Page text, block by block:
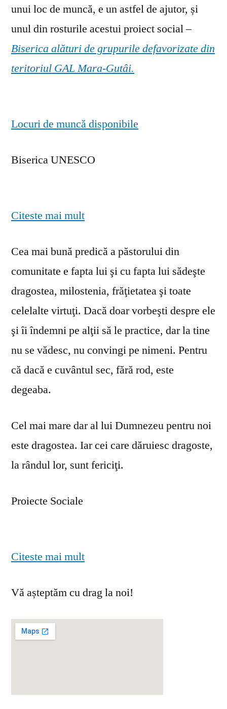
unui loc de muncă, e un astfel de ajutor, și
unul din rosturile acestui proiect social –
Biserica alături de grupurile defavorizate din
teritoriul GAL Mara-Gutâi.
Locuri de muncă disponibile
Biserica UNESCO
Citeste mai mult
Cea mai bună predică a păstorului din
comunitate e fapta lui şi cu fapta lui sădeşte
dragostea, milostenia, frăţietatea şi toate
celelalte virtuţi. Dacă doar vorbeşti despre ele
şi îi îndemni pe alţii să le practice, dar la tine
nu se vă­desc, nu convingi pe nimeni. Pentru
că dacă e cuvântul sec, fără rod, este
degeaba.
Cel mai mare dar al lui Dumnezeu pentru noi
este dragostea. Iar cei care dăruiesc dragoste,
la rândul lor, sunt fericiţi.
Proiecte Sociale
Citeste mai mult
Vă așteptăm cu drag la noi!